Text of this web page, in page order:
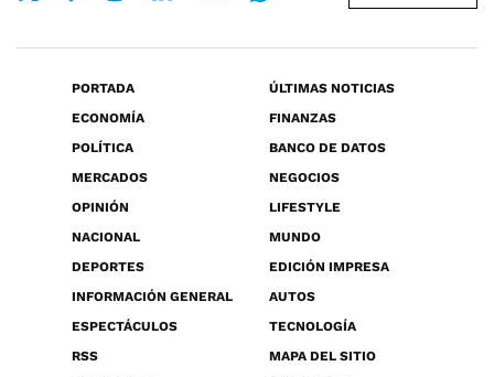
PORTADA
ÚLTIMAS NOTICIAS
ECONOMÍA
FINANZAS
POLÍTICA
BANCO DE DATOS
MERCADOS
NEGOCIOS
OPINIÓN
LIFESTYLE
NACIONAL
MUNDO
DEPORTES
EDICIÓN IMPRESA
INFORMACIÓN GENERAL
AUTOS
ESPECTÁCULOS
TECNOLOGÍA
RSS
MAPA DEL SITIO